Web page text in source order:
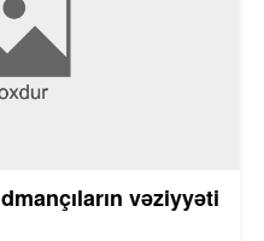
vəziyyəti